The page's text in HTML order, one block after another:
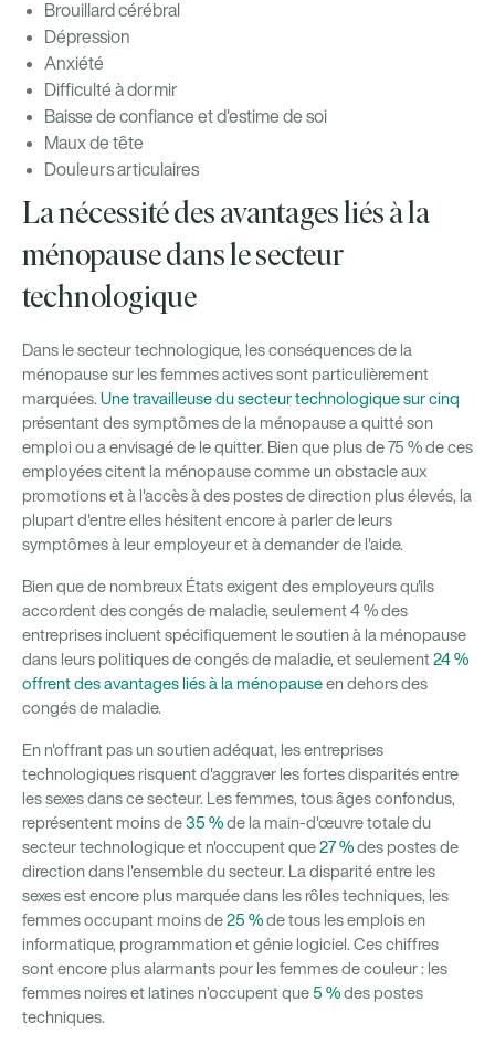
Brouillard cérébral
Dépression
Anxiété
Difficulté à dormir
Baisse de confiance et d'estime de soi
Maux de tête
Douleurs articulaires
La nécessité des avantages liés à la
ménopause dans le secteur
technologique
Dans le secteur technologique, les conséquences de la
ménopause sur les femmes actives sont particulièrement
marquées. Une travailleuse du secteur technologique sur cinq
présentant des symptômes de la ménopause a quitté son
emploi ou a envisagé de le quitter. Bien que plus de 75 % de ces
employées citent la ménopause comme un obstacle aux
promotions et à l'accès à des postes de direction plus élevés, la
plupart d'entre elles hésitent encore à parler de leurs
symptômes à leur employeur et à demander de l'aide.
Bien que de nombreux États exigent des employeurs qu'ils
accordent des congés de maladie, seulement 4 % des
entreprises incluent spécifiquement le soutien à la ménopause
dans leurs politiques de congés de maladie, et seulement24 %
offrent des avantages liés à la ménopauseen dehors des
congés de maladie.
En n'offrant pas un soutien adéquat, les entreprises
technologiques risquent d'aggraver les fortes disparités entre
les sexes dans ce secteur. Les femmes, tous âges confondus,
représentent moins de35 %de la main-d'œuvre totale du
secteur technologique et n'occupent que27 %des postes de
direction dans l'ensemble du secteur. La disparité entre les
sexes est encore plus marquée dans les rôles techniques, les
femmes occupant moins de25 %de tous les emplois en
informatique, programmation et génie logiciel. Ces chiffres
sont encore plus alarmants pour les femmes de couleur : les
femmes noires et latines n’occupent que5 %des postes
techniques.